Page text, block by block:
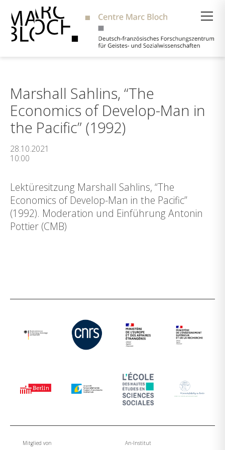
Marshall Sahlins, “The
Economics of Develop-Man in
the Pacific” (1992)
28.10.2021
10:00
Lektüresitzung Marshall Sahlins, “The
Economics of Develop-Man in the Pacific”
(1992). Moderation und Einführung Antonin
Pottier (CMB)
Mitglied von An-Institut